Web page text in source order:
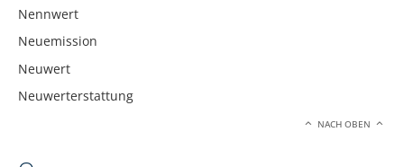
Nennwert
Neuemission
Neuwert
Neuwerterstattung
NACH OBEN